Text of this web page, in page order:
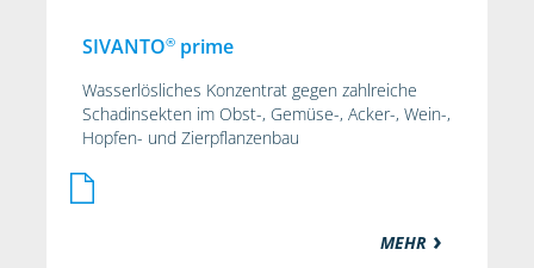
SIVANTO® prime
Wasserlösliches Konzentrat gegen zahlreiche
Schadinsekten im Obst-, Gemüse-, Acker-, Wein-,
Hopfen- und Zierpflanzenbau
MEHR